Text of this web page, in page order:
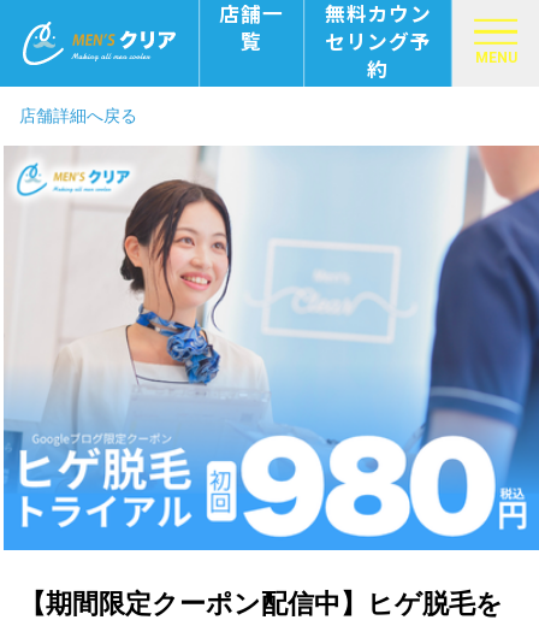
店舗一
覧
無料カウン
セリング予
約
MENU
店舗詳細へ戻る
【期間限定クーポン配信中】ヒゲ脱毛を